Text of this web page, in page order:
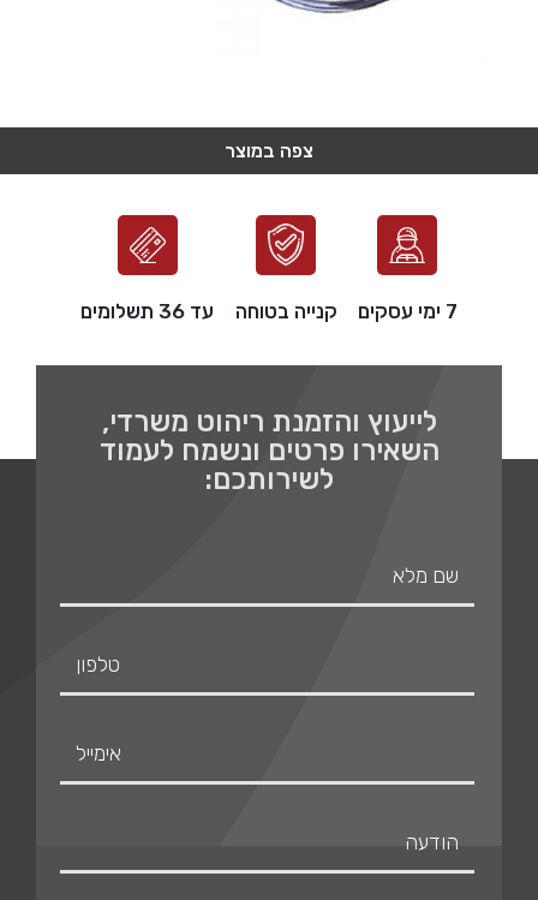
צפה במוצר
צפה במוצר
צפה במוצר
צפה במוצר
צפה במוצר
7 ימי עסקים קנייה בטוחה עד 36 תשלומים
לייעוץ והזמנת ריהוט משרדי,
השאירו פרטים ונשמח לעמוד
לשירותכם: